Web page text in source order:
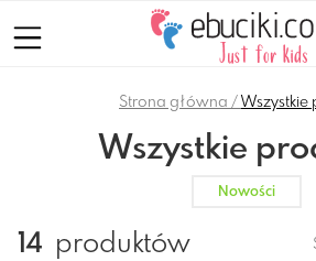
Strona główna Wszystkie
Wszystkie
Nowości
14 produktów